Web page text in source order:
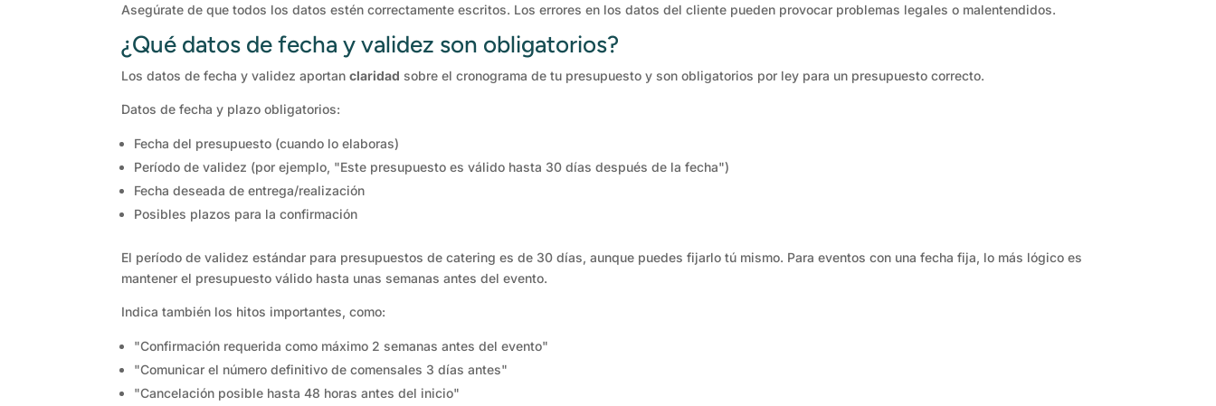
Asegúrate de que todos los datos estén correctamente escritos. Los errores en los datos del cliente pueden provocar problemas legales o malentendidos.
¿Qué datos de fecha y validez son obligatorios?
Los datos de fecha y validez aportanclaridad sobre el cronograma de tu presupuesto y son obligatorios por ley para un presupuesto correcto.
Datos de fecha y plazo obligatorios:
Fecha del presupuesto (cuando lo elaboras)
Período de validez (por ejemplo, "Este presupuesto es válido hasta 30 días después de la fecha")
Fecha deseada de entrega/realización
Posibles plazos para la confirmación
El período de validez estándar para presupuestos de catering es de 30 días, aunque puedes fijarlo tú mismo. Para eventos con una fecha fija, lo más lógico es
mantener el presupuesto válido hasta unas semanas antes del evento.
Indica también los hitos importantes, como:
"Confirmación requerida como máximo 2 semanas antes del evento"
"Comunicar el número definitivo de comensales 3 días antes"
"Cancelación posible hasta 48 horas antes del inicio"